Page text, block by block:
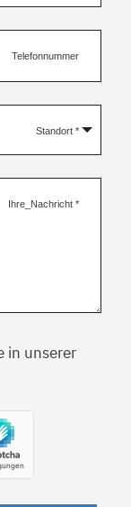
Telefonnummer
Standort *
Ihre_Nachricht *
in unserer